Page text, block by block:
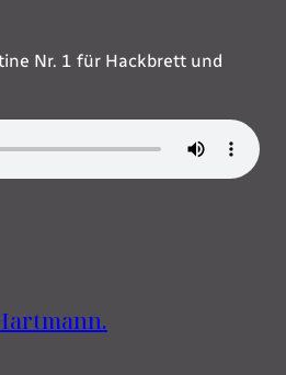
Nr. 1 für Hackbrett und